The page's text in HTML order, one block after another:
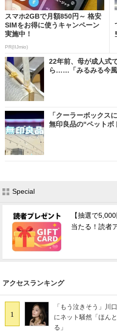
スマホ2GBで月額850円～ 格安
SIMをお得に使うキャンペーン
実施中！
PR(IIJmio)
22年前、母が成人式
ら……「みるみる今
「クーラーボックス
無印良品の“ペットボ
Special
【抽選で
当たる！読者
アクセスランキング
1
「もう泣きそう」川
にネット騒然「ほん
る」